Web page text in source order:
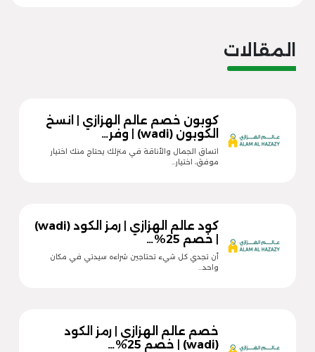
المقالات
كوبون خصم عالم الهزازي | انسخ
الكوبون (wadi) | وفر…
اتساق الجمال والأناقة في منزلك يحتاج منك اختيار
موفق، اختيار…
كود عالم الهزازي | رمز الكود (wadi)
| خصم 25%…
أن تجدي كل شيء تحتاجين شراءه سيدتي في مكان
واحد…
خصم عالم الهزازي | رمز الكود
(wadi) | خصم 25%…